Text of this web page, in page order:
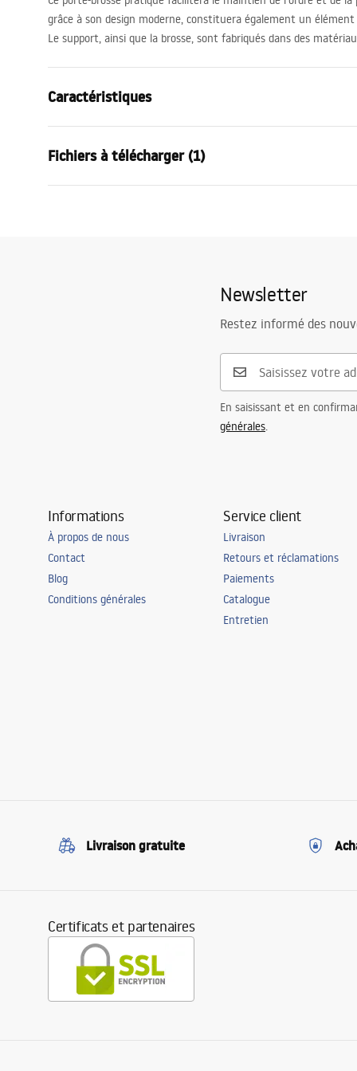
grâce à son design moderne, constituera également un
Le support, ainsi que la brosse, sont fabriqués dans des
Caractéristiques
Matériel
Méthode de montage
Sur plage
Til
24 mois
Fichiers à télécharger (1)
Newsletter
Restez informé des
En saisissant et en
générales.
Informations
À propos de nous
Contact
Blog
Conditions générales
Service client
Livraison
Retours et réclamations
Paiements
Catalogue
Entretien
Livraison gratuite
Certificats et partenaires